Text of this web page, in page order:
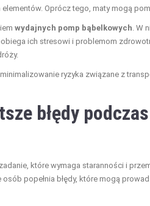
Oprócz tego, maty mogą
wydajnych pomp bąbelkowych . W
ich stresowi i problemom
ryzyka związane z
błędy
które wymaga staranności i
popełnia błędy, które mogą